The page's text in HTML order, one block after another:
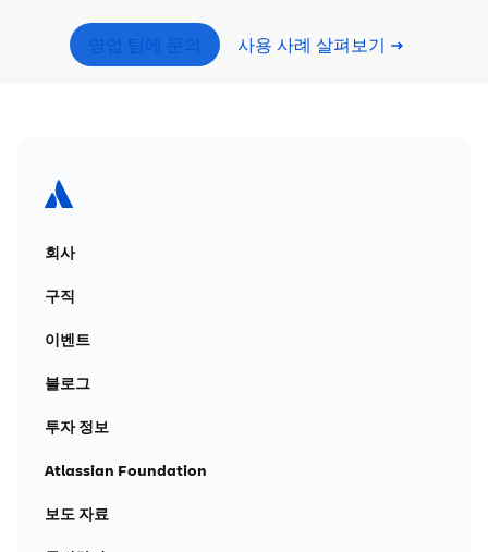
영업 팀에 문의 사용 사례 살펴보기
회사
구직
이벤트
블로그
투자 정보
Atlassian Foundation
보도 자료